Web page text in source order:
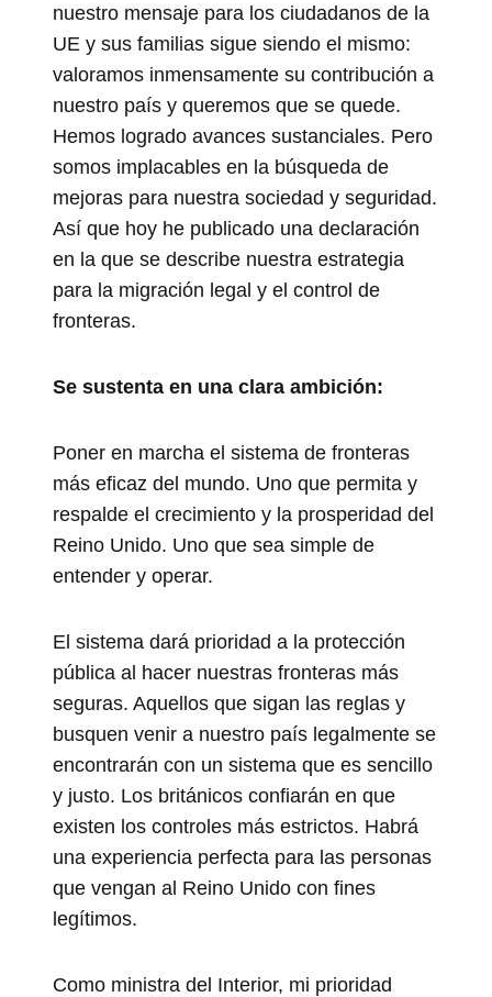
nuestro mensaje para los ciudadanos de la
UE y sus familias sigue siendo el mismo:
valoramos inmensamente su contribución a
nuestro país y queremos que se quede.
Hemos logrado avances sustanciales. Pero
somos implacables en la búsqueda de
mejoras para nuestra sociedad y seguridad.
Así que hoy he publicado una declaración
en la que se describe nuestra estrategia
para la migración legal y el control de
fronteras.
Se sustenta en una clara ambición:
Poner en marcha el sistema de fronteras
más eficaz del mundo. Uno que permita y
respalde el crecimiento y la prosperidad del
Reino Unido. Uno que sea simple de
entender y operar.
El sistema dará prioridad a la protección
pública al hacer nuestras fronteras más
seguras. Aquellos que sigan las reglas y
busquen venir a nuestro país legalmente se
encontrarán con un sistema que es sencillo
y justo. Los británicos confiarán en que
existen los controles más estrictos. Habrá
una experiencia perfecta para las personas
que vengan al Reino Unido con fines
legítimos.
Como ministra del Interior, mi prioridad